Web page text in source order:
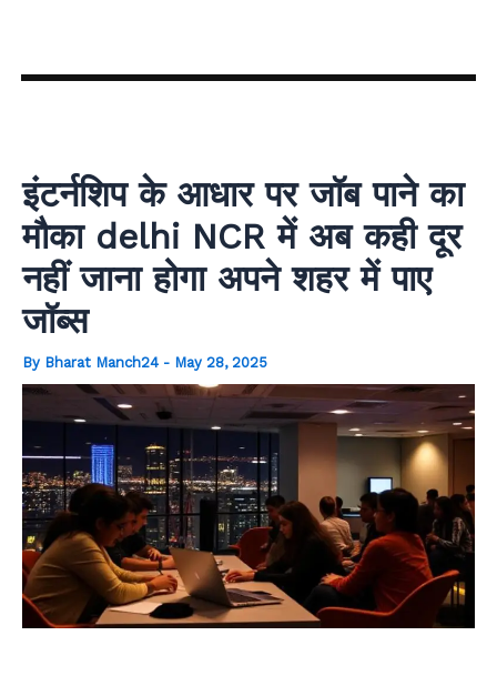
content
इंटर्नशिप के आधार पर जॉब पाने का
मौका delhi NCR में अब कही दूर
नहीं जाना होगा अपने शहर में पाए
जॉब्स
By Bharat Manch24 - May 28, 2025